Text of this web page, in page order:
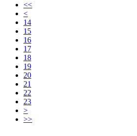
<<
<
14
15
16
17
18
19
20
21
22
23
>
>>